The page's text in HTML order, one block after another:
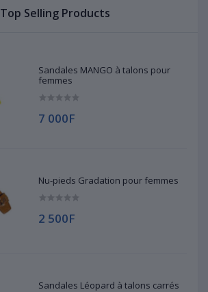
Top Selling Products
Sandales MANGO à talons pour
femmes
7 000F
Nu-pieds Gradation pour femmes
2 500F
Sandales Léopard à talons carrés